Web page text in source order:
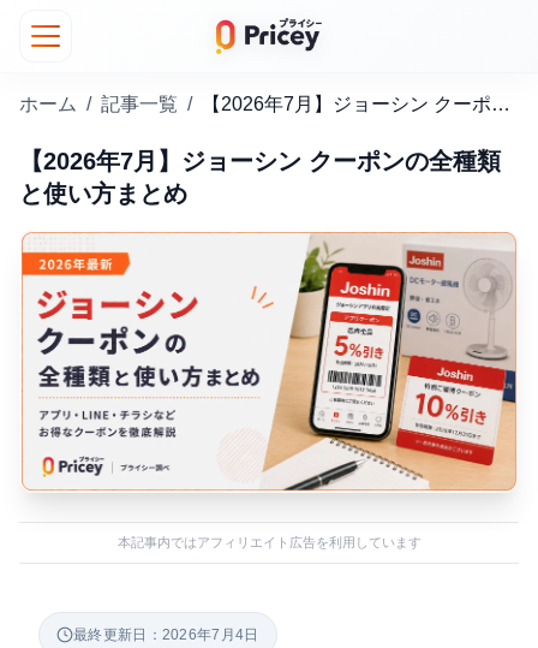
ホーム / 記事一覧 / 【2026年7月】ジョーシン クーポンの全種類と使い方まとめ
【2026年7月】ジョーシン クーポンの全種類
と使い方まとめ
本記事内ではアフィリエイト広告を利用しています
最終更新日：2026年7月4日